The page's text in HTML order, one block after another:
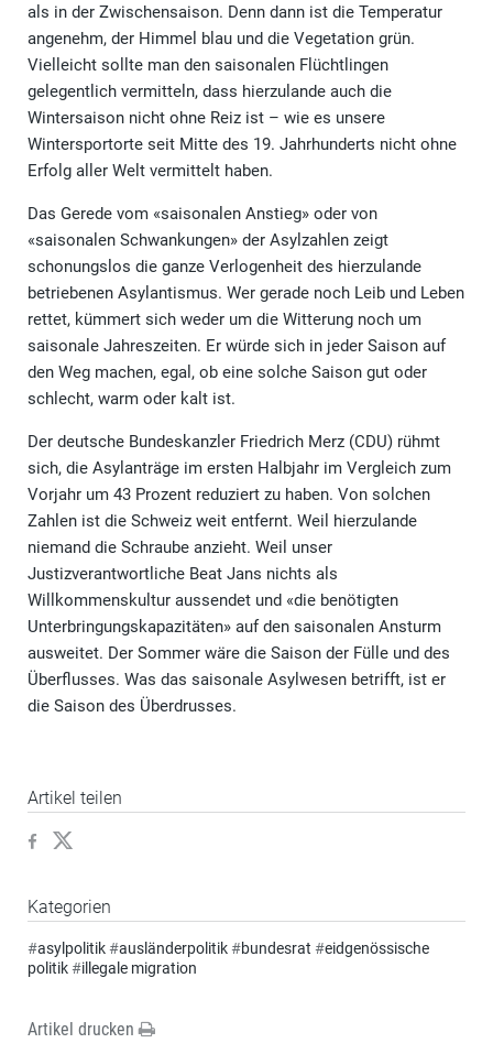
als in der Zwischensaison. Denn dann ist die Temperatur
angenehm, der Himmel blau und die Vegetation grün.
Vielleicht sollte man den saisonalen Flüchtlingen
gelegentlich vermitteln, dass hierzulande auch die
Wintersaison nicht ohne Reiz ist – wie es unsere
Wintersportorte seit Mitte des 19. Jahrhunderts nicht ohne
Erfolg aller Welt vermittelt haben.
Das Gerede vom «saisonalen Anstieg» oder von
«saisonalen Schwankungen» der Asylzahlen zeigt
schonungslos die ganze Verlogenheit des hierzulande
betriebenen Asylantismus. Wer gerade noch Leib und Leben
rettet, kümmert sich weder um die Witterung noch um
saisonale Jahreszeiten. Er würde sich in jeder Saison auf
den Weg machen, egal, ob eine solche Saison gut oder
schlecht, warm oder kalt ist.
Der deutsche Bundeskanzler Friedrich Merz (CDU) rühmt
sich, die Asylanträge im ersten Halbjahr im Vergleich zum
Vorjahr um 43 Prozent reduziert zu haben. Von solchen
Zahlen ist die Schweiz weit entfernt. Weil hierzulande
niemand die Schraube anzieht. Weil unser
Justizverantwortliche Beat Jans nichts als
Willkommenskultur aussendet und «die benötigten
Unterbringungskapazitäten» auf den saisonalen Ansturm
ausweitet. Der Sommer wäre die Saison der Fülle und des
Überflusses. Was das saisonale Asylwesen betrifft, ist er
die Saison des Überdrusses.
Artikel teilen
Kategorien
#asylpolitik#ausländerpolitik#bundesrat #eidgenössische
politik#illegale migration
Artikel drucken